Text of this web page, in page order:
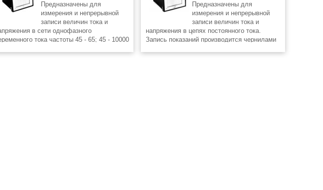
Предназначены для
измерения и непрерывной
записи величин тока и
в сети однофазного
тока частоты 45 - 65; 45 - 10000
Предназначены для
измерения и непрерывной
записи величин тока и
напряжения в цепях постоянного тока.
Запись показаний производится чернилами